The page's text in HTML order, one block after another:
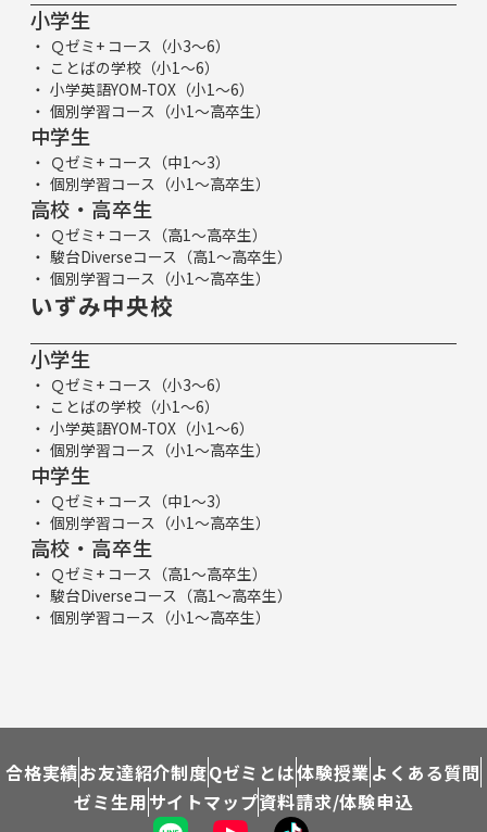
小学生
Ｑゼミ+ コース（小3～6）
ことばの学校（小1～6）
小学英語YOM-TOX（小1～6）
個別学習コース（小1～高卒生）
中学生
Ｑゼミ+ コース（中1～3）
個別学習コース（小1～高卒生）
高校・高卒生
Ｑゼミ+ コース（高1～高卒生）
駿台Diverseコース（高1～高卒生）
個別学習コース（小1～高卒生）
いずみ中央校
小学生
Ｑゼミ+ コース（小3～6）
ことばの学校（小1～6）
小学英語YOM-TOX（小1～6）
個別学習コース（小1～高卒生）
中学生
Ｑゼミ+ コース（中1～3）
個別学習コース（小1～高卒生）
高校・高卒生
Ｑゼミ+ コース（高1～高卒生）
駿台Diverseコース（高1～高卒生）
個別学習コース（小1～高卒生）
合格実績お友達紹介制度Qゼミとは体験授業よくある質問
ゼミ生用サイトマップ資料請求/体験申込